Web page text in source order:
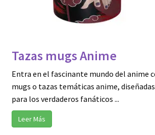
Tazas mugs Anime
Entra en el fascinante mundo del anime
mugs o tazas temáticas anime,
para los verdaderos fanáticos ...
Leer Más